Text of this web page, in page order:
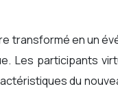
transformé en un
Les participants
du